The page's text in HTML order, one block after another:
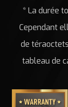
* La durée
Cependant
de
tableau de